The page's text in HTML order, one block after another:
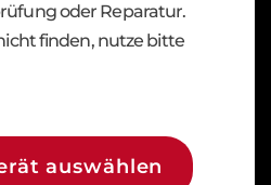
oder Reparatur.
finden, nutze bitte
auswählen